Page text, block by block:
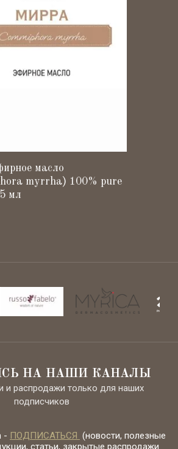
масло
myrrha) 100% pure
мл
НА НАШИ КАНАЛЫ
и распродажи только для наших
подписчиков
- ПОДПИСАТЬСЯ (новости, полезные
статьи, закрытые распродажи